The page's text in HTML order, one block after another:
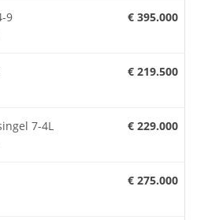
9
€ 395.000
€ 219.500
7-4L
€ 229.000
€ 275.000